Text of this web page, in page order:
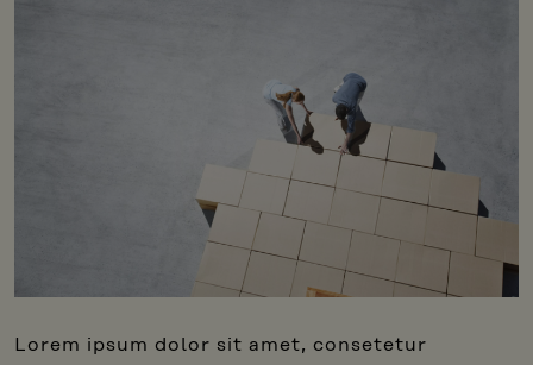
Lorem ipsum dolor sit amet, consetetur